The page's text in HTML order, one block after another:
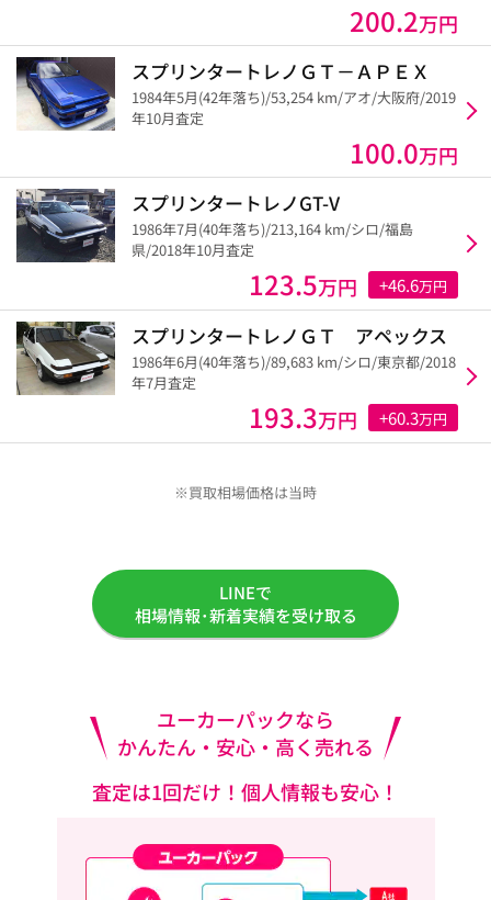
200.2万円
スプリンタートレノＧＴ－ＡＰＥＸ
1984年5月(42年落ち)/53,254 km/アオ/大阪府/2019
年10月査定
100.0万円
スプリンタートレノGT-V
1986年7月(40年落ち)/213,164 km/シロ/福島
県/2018年10月査定
123.5万円 +46.6万円
スプリンタートレノＧＴ アペックス
1986年6月(40年落ち)/89,683 km/シロ/東京都/2018
年7月査定
193.3万円 +60.3万円
※買取相場価格は当時
LINEで
相場情報･新着実績を受け取る
ユーカーパックなら
かんたん・安心・高く売れる
査定は1回だけ！個人情報も安心！